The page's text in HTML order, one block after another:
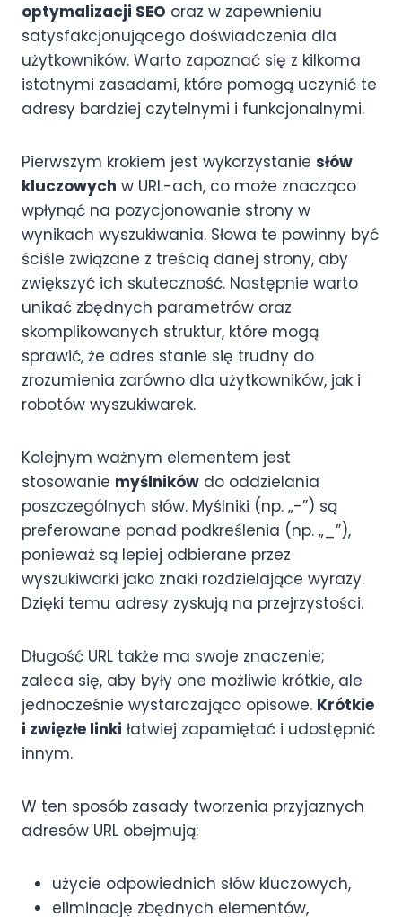
optymalizacji SEO oraz w zapewnieniu
satysfakcjonującego doświadczenia dla
użytkowników. Warto zapoznać się z kilkoma
istotnymi zasadami, które pomogą uczynić te
adresy bardziej czytelnymi i funkcjonalnymi.
Pierwszym krokiem jest wykorzystanie słów
kluczowych w URL-ach, co może znacząco
wpłynąć na pozycjonowanie strony w
wynikach wyszukiwania. Słowa te powinny być
ściśle związane z treścią danej strony, aby
zwiększyć ich skuteczność. Następnie warto
unikać zbędnych parametrów oraz
skomplikowanych struktur, które mogą
sprawić, że adres stanie się trudny do
zrozumienia zarówno dla użytkowników, jak i
robotów wyszukiwarek.
Kolejnym ważnym elementem jest
stosowanie myślników do oddzielania
poszczególnych słów. Myślniki (np. „-”) są
preferowane ponad podkreślenia (np. „_”),
ponieważ są lepiej odbierane przez
wyszukiwarki jako znaki rozdzielające wyrazy.
Dzięki temu adresy zyskują na przejrzystości.
Długość URL także ma swoje znaczenie;
zaleca się, aby były one możliwie krótkie, ale
jednocześnie wystarczająco opisowe. Krótkie
i zwięzłe linki łatwiej zapamiętać i udostępnić
innym.
W ten sposób zasady tworzenia przyjaznych
adresów URL obejmują:
użycie odpowiednich słów kluczowych,
eliminację zbędnych elementów,